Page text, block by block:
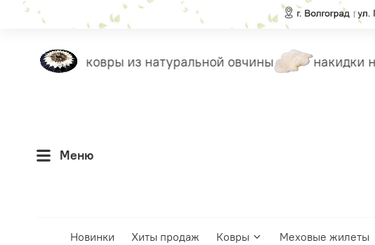
ковры из натуральной овчины накидки
Меню
Новинки Хиты продаж Ковры Меховые жилеты